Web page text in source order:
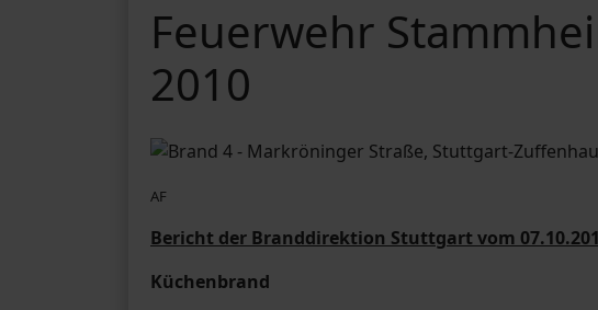
Feuerwehr
2010
AF
Bericht der Branddirektion Stuttgart vom
Küchenbrand